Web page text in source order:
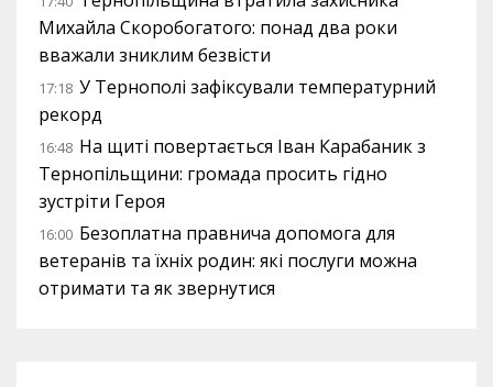
Михайла Скоробогатого: понад два роки
вважали зниклим безвісти
17:18 У Тернополі зафіксували температурний
рекорд
16:48 На щиті повертається Іван Карабаник з
Тернопільщини: громада просить гідно
зустріти Героя
16:00 Безоплатна правнича допомога для
ветеранів та їхніх родин: які послуги можна
отримати та як звернутися